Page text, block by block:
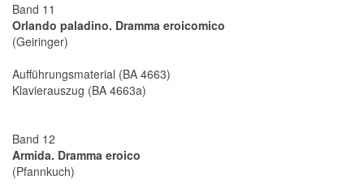
Band 11
Orlando paladino. Dramma eroicomico
(Geiringer)
Aufführungsmaterial (BA 4663)
Klavierauszug (BA 4663a)
Band 12
Armida. Dramma eroico
(Pfannkuch)